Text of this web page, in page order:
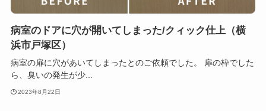
病室のドアに穴が開いてしまった/クィック仕上（横
浜市戸塚区）
病室の扉に穴があいてしまったとのご依頼でした。 扉の枠でした
ら、臭いの発生が少...
2023年8月22日